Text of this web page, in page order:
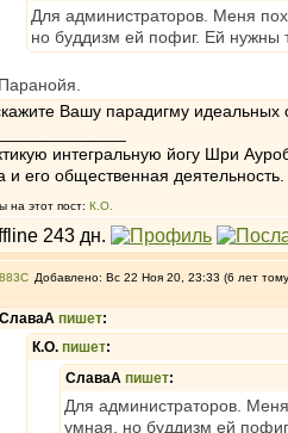
Для администраторов. Меня
но буддизм ей пофиг. Ей нужны
Паранойя.
Вашу парадигму идеальных
интегральную йогу Шри
и его общественная деятельность.
на этот пост: К.О.
Добавлено: Вс 22 Ноя 20, 23:33 (6 лет
СлаваА пишет:
К.О. пишет:
СлаваА пишет:
Для администраторов.
умная, но буддизм ей